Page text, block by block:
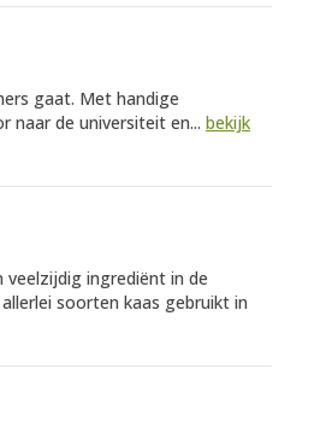
gaat. Met handige
naar de universiteit en... bekijk
veelzijdig ingrediënt in de
soorten kaas gebruikt in